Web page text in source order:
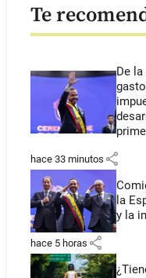
Te
De
hace 33 minutos share
la
y la
hace 5 horas share